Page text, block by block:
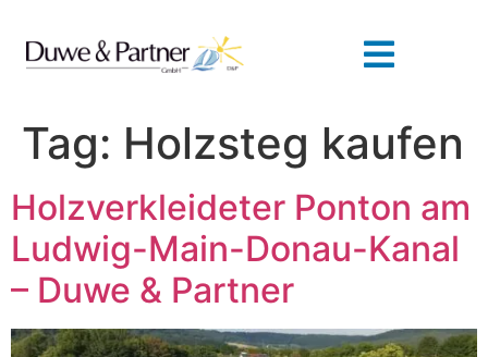
Tag: Holzsteg kaufen
Holzverkleideter Ponton am
Ludwig-Main-Donau-Kanal
– Duwe & Partner